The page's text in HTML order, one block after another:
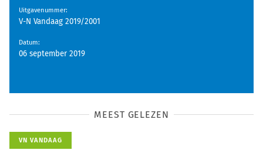
Uitgavenummer:
V-N Vandaag 2019/2001
Datum:
06 september 2019
MEEST GELEZEN
VN VANDAAG